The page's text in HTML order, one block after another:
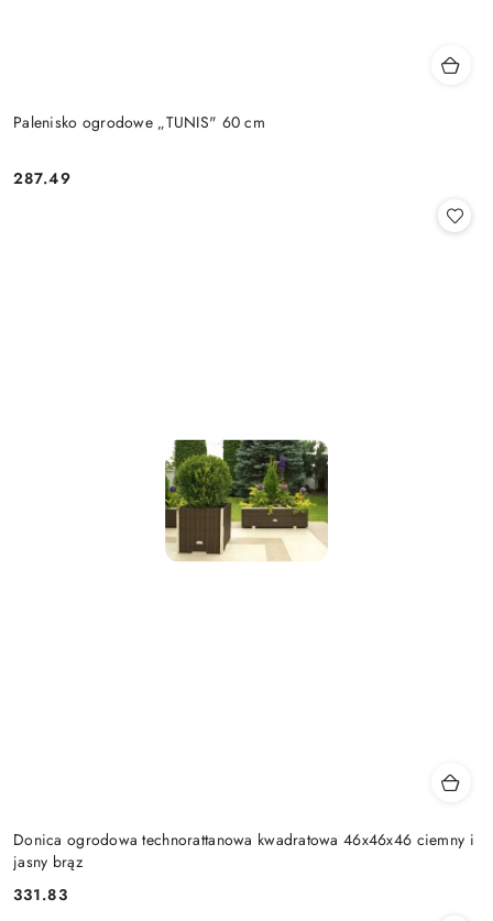
Palenisko ogrodowe „TUNIS" 60 cm
Cena:
287.49
Donica ogrodowa technorattanowa kwadratowa 46x46x46 ciemny i
jasny brąz
Cena:
331.83